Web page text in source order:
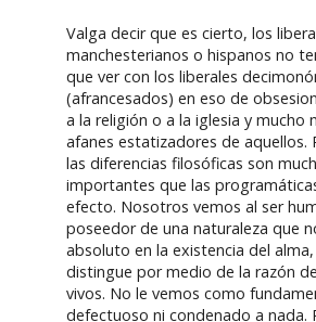
Valga decir que es cierto, los
manchesterianos o hispanos no
que ver con los liberales
(afrancesados) en eso de
a la religión o a la iglesia y mucho
afanes estatizadores de aquellos.
las diferencias filosóficas son
importantes que las
efecto. Nosotros vemos al ser
poseedor de una naturaleza que
absoluto en la existencia del
distingue por medio de la razón
vivos. No le vemos como
defectuoso ni condenado a nada.